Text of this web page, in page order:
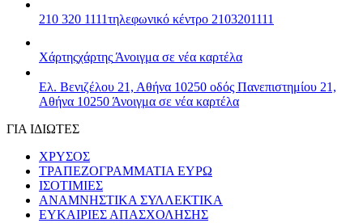
210 320 1111τηλεφωνικό κέντρο 2103201111
ΧάρτηςχάρτηςΆνοιγμα σε νέα καρτέλα
Ελ. Βενιζέλου 21, Αθήνα 10250 οδός Πανεπιστημίου 21,
Αθήνα 10250Άνοιγμα σε νέα καρτέλα
ΓΙΑ ΙΔΙΩΤΕΣ
ΧΡΥΣΟΣ
ΤΡΑΠΕΖΟΓΡΑΜΜΑΤΙΑ ΕΥΡΩ
ΙΣΟΤΙΜΙΕΣ
ΑΝΑΜΝΗΣΤΙΚΑ ΣΥΛΛΕΚΤΙΚΑ
ΕΥΚΑΙΡΙΕΣ ΑΠΑΣΧΟΛΗΣΗΣ